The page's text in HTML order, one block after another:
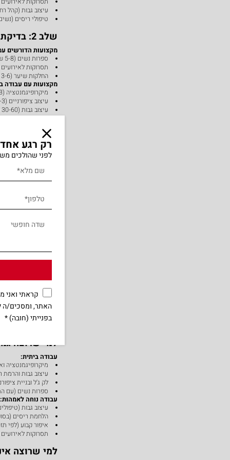
עיצוב גבות (קהל
טיפולי ריסים
שלב 2: בדיקת התאמה פיזית
מקצועות הדורשים
ספרות נשים (5-8 שעות עמידה)
תסרוקות לאירועים (עד 12
החלקות שיער (3-6 שעות)
מקצועות עם עבודה
מיקרופיגמנטציה (2-3 שעות)
עיצוב ציפורניים (1-3 שעות)
עיצוב גבות (30-60 דקות)
מקצועות הדורשים
עיצוב גבות מקצועי
איפור קבוע לשפתיים
עיצובי ציפורניים
שלב 3: הערכת הפוטנציאל הכלכלי
מקצועות עם הכנסה
תסרוקות כלה
החלקות שיער: ₪400-1,200 לטיפול
מקצועות עם
ספרות גברים: לקוחות
לק ג'ל: לקוחות כל 2-3 שבועות
מקצועות עם השקעה
הלחמת ריסים
ספרות גברים
לק ג'ל ומניקור
מקצועות
למי שרוצה
עבודה ביתית:
מיקרופיגמנטציה
עיצוב גבות והרמת
לק ג'ל ובניית
ספרות נשים (עם
עבודה נוחה לאמהות:
עיצוב גבות
הלחמת ריסים
איפור קבוע (לפי
תסרוקות לאירועים
למי שרוצה
רק רגע
לפני שהולכים
קראתי
האתר, ומסכים/ה
בפנייתי (חובה) *